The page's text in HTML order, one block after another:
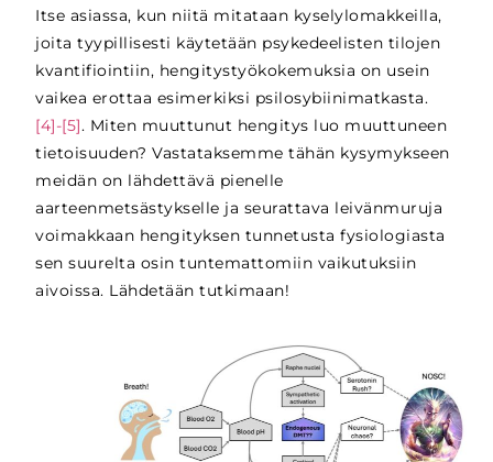
Itse asiassa, kun niitä mitataan kyselylomakkeilla,
joita tyypillisesti käytetään psykedeelisten tilojen
kvantifiointiin, hengitystyökokemuksia on usein
vaikea erottaa esimerkiksi psilosybiinimatkasta.
[4]-[5]. Miten muuttunut hengitys luo muuttuneen
tietoisuuden? Vastataksemme tähän kysymykseen
meidän on lähdettävä pienelle
aarteenmetsästykselle ja seurattava leivänmuruja
voimakkaan hengityksen tunnetusta fysiologiasta
sen suurelta osin tuntemattomiin vaikutuksiin
aivoissa. Lähdetään tutkimaan!